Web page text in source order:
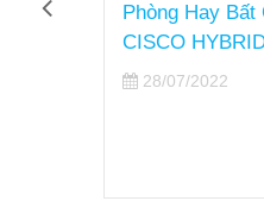
Hay Bất Cứ Đâu Với
HYBRID WORK